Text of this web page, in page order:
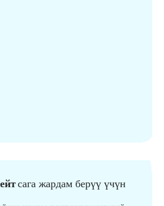
сага жардам берүү үчүн